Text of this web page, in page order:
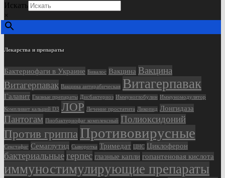
Искать
×
Лекарства и препараты
Бактериофаги в Украине Бивалос Вакцина Вакцина
Витагерпавак Вакцина антирабическая Витагерпавак
Галавит Глазные препараты Дисбактериоз Иммуноглобулин Иммуномодулятор
Компливит кальций D3 ЛОР Лечение простатита Ликопид Лонгидаза
Пантогам Пиобактериофаг комплексный Полиоксидоний
Против гриппа Противовирусные
Секстафаг Семаглутид Сыворотка Тримедат ЦНС Циклоферон
бактериальныегерпес глазные капли гопантеновая кислота
иммуностимулирующие препараты